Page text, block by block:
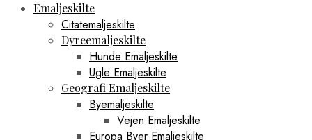
Emaljeskilte
Citatemaljeskilte
Dyreemaljeskilte
Hunde Emaljeskilte
Ugle Emaljeskilte
Geografi Emaljeskilte
Byemaljeskilte
Vejen Emaljeskilte
Europa Byer Emaljeskilte